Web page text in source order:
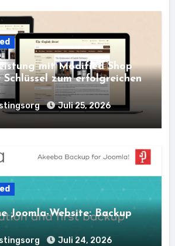
mit Modified Shop
zum erfolgreichen
Juli 25, 2026
Joomla-Website: Backup
Juli 24, 2026